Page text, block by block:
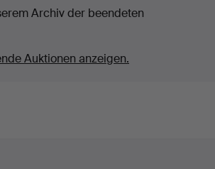
Archiv der beendeten
Auktionen anzeigen.